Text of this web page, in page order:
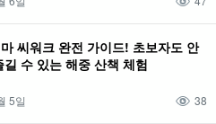
씨워크 완전 가이드! 초보자도 안
길 수 있는 해중 산책 체험
5일 38